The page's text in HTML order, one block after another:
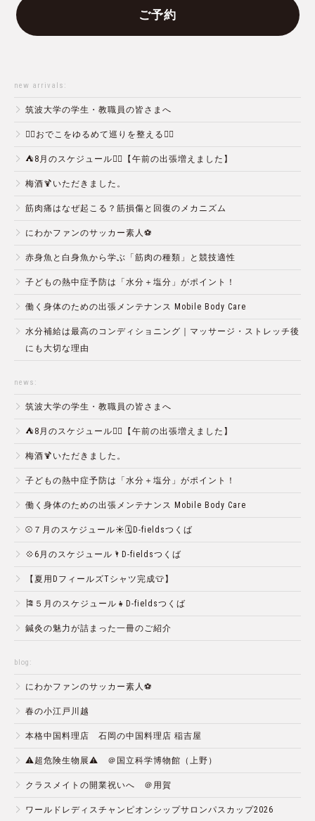
ご予約
new arrivals:
筑波大学の学生・教職員の皆さまへ
💆‍♀️おでこをゆるめて巡りを整える💆‍♂️
⛺️8月のスケジュール🏄‍♂️【午前の出張増えました】
梅酒🍹いただきました。
筋肉痛はなぜ起こる？筋損傷と回復のメカニズム
にわかファンのサッカー素人⚽️
赤身魚と白身魚から学ぶ「筋肉の種類」と競技適性
子どもの熱中症予防は「水分＋塩分」がポイント！
働く身体のための出張メンテナンス Mobile Body Care
水分補給は最高のコンディショニング｜マッサージ・ストレッチ後
にも大切な理由
news:
筑波大学の学生・教職員の皆さまへ
⛺️8月のスケジュール🏄‍♂️【午前の出張増えました】
梅酒🍹いただきました。
子どもの熱中症予防は「水分＋塩分」がポイント！
働く身体のための出張メンテナンス Mobile Body Care
⚾️７月のスケジュール☀️🗓D-fieldsつくば
💠6月のスケジュール🌂D-fieldsつくば
【夏用DフィールズTシャツ完成👕】
🎏５月のスケジュール👧D-fieldsつくば
鍼灸の魅力が詰まった一冊のご紹介
blog:
にわかファンのサッカー素人⚽️
春の小江戸川越
本格中国料理店 石岡の中国料理店 稲吉屋
⚠️超危険生物展⚠️ ＠国立科学博物館（上野）
クラスメイトの開業祝いへ ＠用賀
ワールドレディスチャンピオンシップサロンパスカップ2026